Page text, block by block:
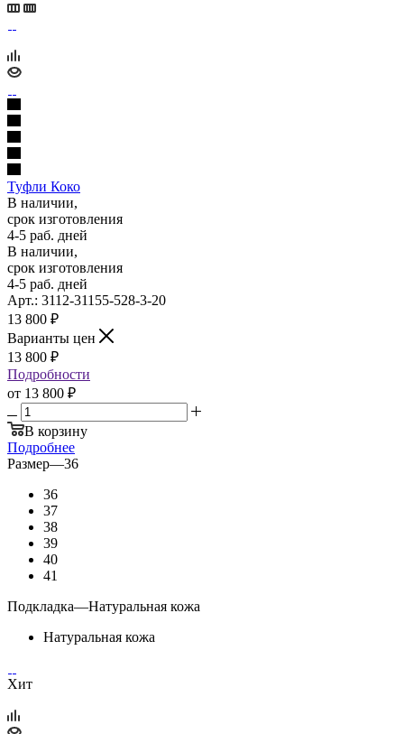
Туфли Коко
В наличии,
срок изготовления
4-5 раб. дней
В наличии,
срок изготовления
4-5 раб. дней
Арт.: 3112-31155-528-3-20
13 800 ₽
Варианты цен
13 800 ₽
Подробности
от 13 800 ₽
В корзину
Подробнее
Размер—36
36
37
38
39
40
41
Подкладка—Натуральная кожа
Натуральная кожа
Хит